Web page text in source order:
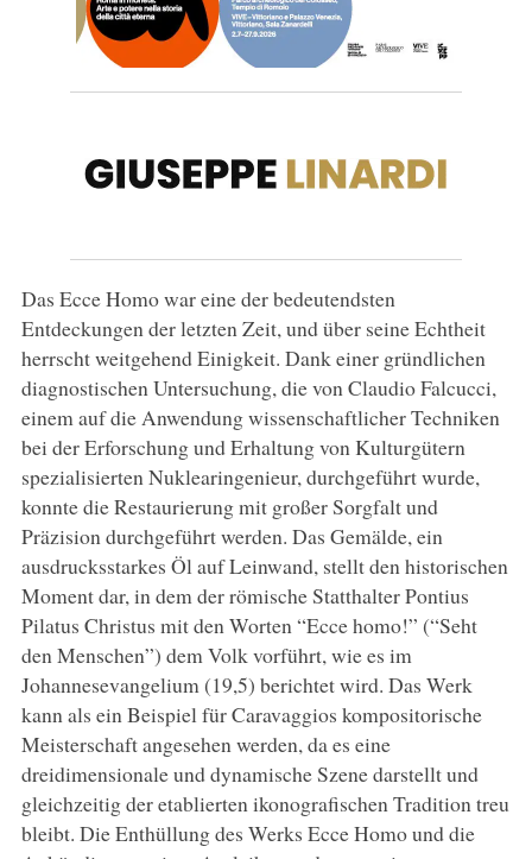
Das Ecce Homo war eine der bedeutendsten
Entdeckungen der letzten Zeit, und über seine Echtheit
herrscht weitgehend Einigkeit. Dank einer gründlichen
diagnostischen Untersuchung, die von Claudio Falcucci,
einem auf die Anwendung wissenschaftlicher Techniken
bei der Erforschung und Erhaltung von Kulturgütern
spezialisierten Nuklearingenieur, durchgeführt wurde,
konnte die Restaurierung mit großer Sorgfalt und
Präzision durchgeführt werden. Das Gemälde, ein
ausdrucksstarkes Öl auf Leinwand, stellt den historischen
Moment dar, in dem der römische Statthalter Pontius
Pilatus Christus mit den Worten “Ecce homo!” (“Seht
den Menschen”) dem Volk vorführt, wie es im
Johannesevangelium (19,5) berichtet wird. Das Werk
kann als ein Beispiel für Caravaggios kompositorische
Meisterschaft angesehen werden, da es eine
dreidimensionale und dynamische Szene darstellt und
gleichzeitig der etablierten ikonografischen Tradition treu
bleibt. Die Enthüllung des Werks Ecce Homo und die